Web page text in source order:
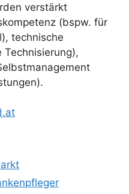
verstärkt
(bspw. für
technische
Technisierung),